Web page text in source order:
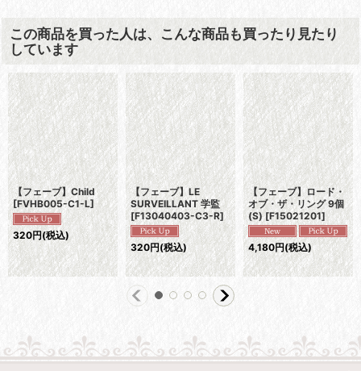
この商品を買った人は、こんな商品も買ったり見たり
しています
【フェーブ】Child
[FVHB005-C1-L]
320円(税込)
【フェーブ】LE
SURVEILLANT 学監
[F13040403-C3-R]
320円(税込)
【フェーブ】ロード・
オブ・ザ・リング 9個
(S) [F15021201]
4,180円(税込)